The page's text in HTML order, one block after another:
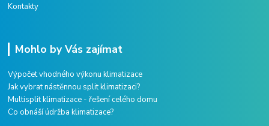
Kontakty
Mohlo by Vás zajímat
Výpočet vhodného výkonu klimatizace
Jak vybrat nástěnnou split klimatizaci?
Multisplit klimatizace - řešení celého domu
Co obnáší údržba klimatizace?